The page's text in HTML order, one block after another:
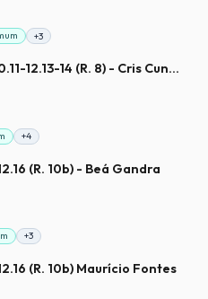
+3
SALMO 84 (85),9ab-10.11-12.13-14 (R. 8) - Cris Cunha
+4
(R. 10b) - Beá Gandra
+3
(R. 10b) Maurício Fontes